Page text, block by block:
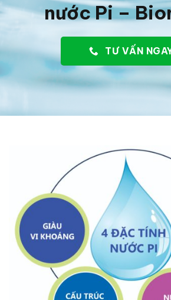
nước Pi –
TƯ VẤN